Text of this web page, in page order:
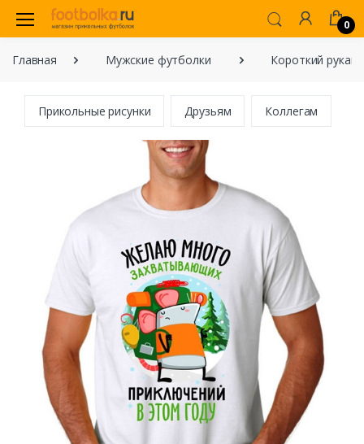
0
Главная Мужские футболки Короткий рукав
Прикольные рисунки Друзьям Коллегам